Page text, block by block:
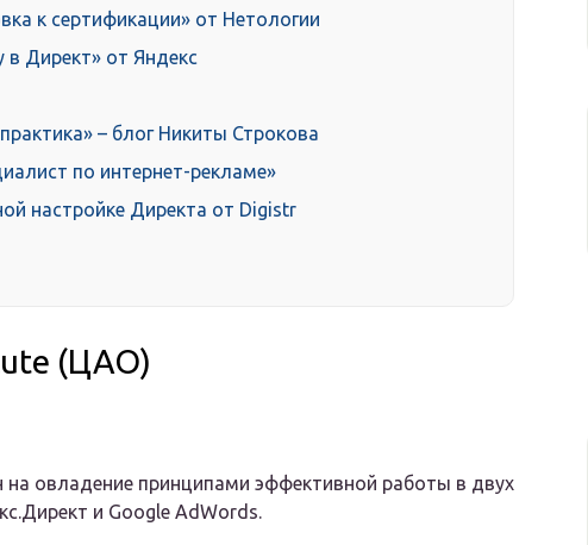
к сертификации» от Нетологии
в Директ» от Яндекс
– блог Никиты Строкова
по интернет-рекламе»
настройке Директа от Digistr
(ЦАО)
на овладение принципами эффективной работы в двух
и Google AdWords.